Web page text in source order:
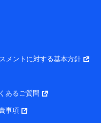
メントに対する基本方針
あるご質問
事項